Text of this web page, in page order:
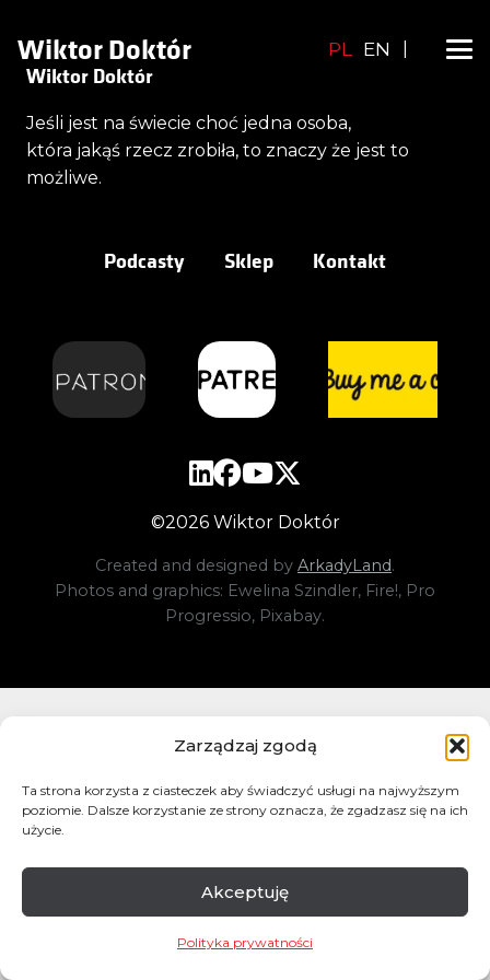
Zarządzaj zgodą
Ta strona korzysta z ciasteczek aby świadczyć usługi na najwyższym
poziomie. Dalsze korzystanie ze strony oznacza, że zgadzasz się na ich
użycie.
Akceptuję
Polityka prywatności
Wiktor Doktór PL EN
Wiktor Doktór
Jeśli jest na świecie choć jedna osoba,
która jakąś rzecz zrobiła, to znaczy że jest to
możliwe.
Podcasty Sklep Kontakt
©2026Wiktor Doktór
Created and designed by ArkadyLand.
Photos and graphics: Ewelina Szindler, Fire!, Pro
Progressio, Pixabay.